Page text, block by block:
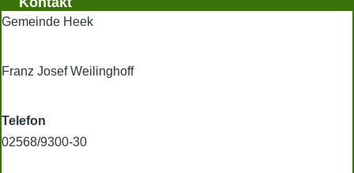
Gemeinde Heek
Franz Josef Weilinghoff
Telefon
02568/9300-30